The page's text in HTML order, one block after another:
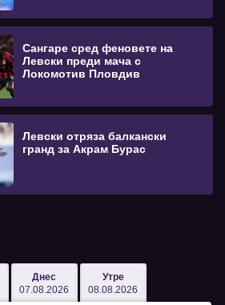
Сангаре сред феновете на
Левски преди мача с
Локомотив Пловдив
Левски отряза балкански
гранд за Акрам Бурас
Днес
07.08.2026
Утре
08.08.2026